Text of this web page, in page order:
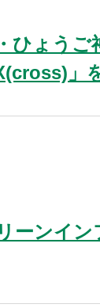
ひょうご
」
ーンイン